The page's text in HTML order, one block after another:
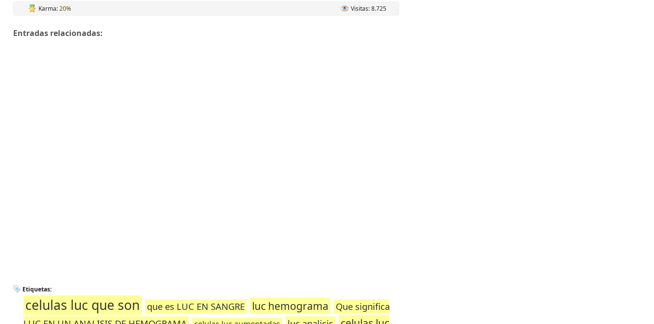
Karma:20% Visitas: 8.725
Entradas relacionadas:
Etiquetas:
celulas luc que son que es LUC EN SANGRE luc hemograma
Que significa